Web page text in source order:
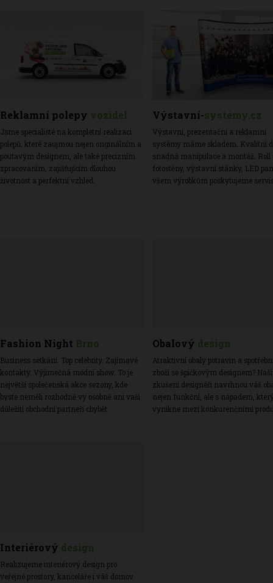
Reklamní polepy vozidel
Jsme specialisté na kompletní realizaci
polepů, které zaujmou nejen originálním a
poutavým designem, ale také precizním
zpracováním, zajišťujícím dlouhou
životnost a perfektní vzhled.
Výstavní-systémy.cz
Výstavní, prezentační a reklamní
systémy máme skladem. Kvalitní
snadná manipulace a montáž. Roll
fotostěny, výstavní stánky, LED
všem výrobkům poskytujeme
Fashion Night Brno
Business setkání. Top celebrity. Zajímavé
kontakty. Výjimečná módní show. To je
největší společenská akce sezony, kde
byste neměli rozhodně vy osobně ani vaši
důležití obchodní partneři chybět.
Obalový design
Atraktivní obaly potravin a
zboží se špičkovým designem? Naši
zkušení designéři navrhnou váš
nejen funkční, ale s nápadem,
vynikne mezi konkurenčními
Interiérový design
Realizujeme interiérový design pro
veřejné prostory, kanceláře i váš domov.